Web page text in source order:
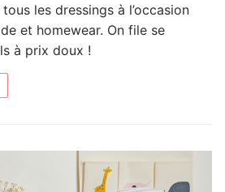
les dressings à l’occasion
et homewear. On file se
à prix doux !